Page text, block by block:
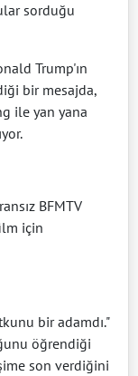
sorduğu
Trump'ın
bir mesajda,
ile yan yana
BFMTV
için
bir adamdı."
öğrendiği
son verdiğini